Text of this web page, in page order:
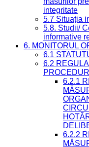
integritate
5.7 Situația
5.8. Studii/
informative
6. MONITORUL
6.1
6.2
6.2.1
6.2.2